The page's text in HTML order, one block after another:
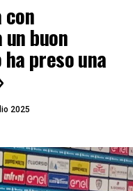
buon
preso una
2025